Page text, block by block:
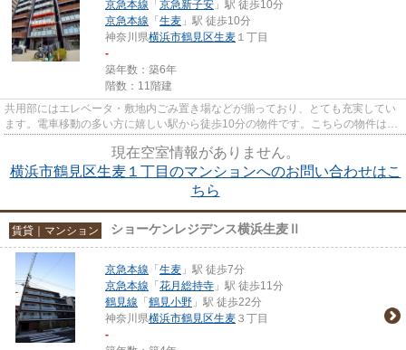
京急本線 「 京急新子安 」駅 徒歩10分
京急本線 「 生麦 」駅 徒歩10分
神奈川県横浜市鶴見区生麦 １丁目
-
築年数：築6年
階数：11階建
共用部にはエレベータ・敷地内ごみ置き場などが揃っており、とても充実してい
ます。電車移動の多い方に嬉しい駅から徒歩10分の物件です。こちらの物件はマ
現在空室情報がありません。
横浜市鶴見区生麦１丁目のマンションへのお問い合わせはこ
ちら
賃貸｜マンション ショーケンレジデンス横浜生麦Ⅱ
京急本線 「 生麦 」駅 徒歩7分
京急本線 「 花月総持寺 」駅 徒歩11分
鶴見線 「 鶴見小野 」駅 徒歩22分
神奈川県横浜市鶴見区生麦 ３丁目
-